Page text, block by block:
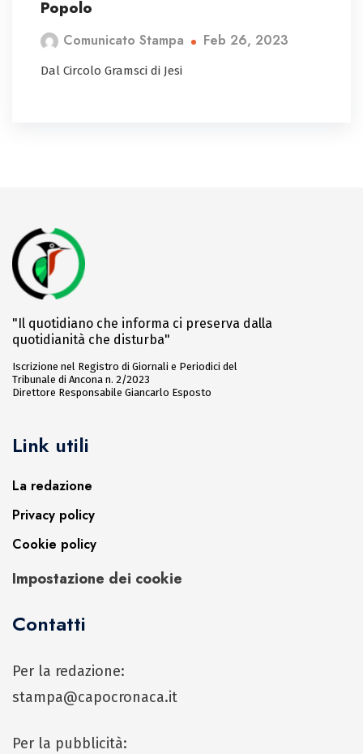
Popolo
Comunicato Stampa Feb 26, 2023
Dal Circolo Gramsci di Jesi
"Il quotidiano che informa ci preserva dalla
quotidianità che disturba"
Iscrizione nel Registro di Giornali e Periodici del
Tribunale di Ancona n. 2/2023
Direttore Responsabile Giancarlo Esposto
Link utili
La redazione
Privacy policy
Cookie policy
Impostazione dei cookie
Contatti
Per la redazione:
stampa@capocronaca.it
Per la pubblicità: